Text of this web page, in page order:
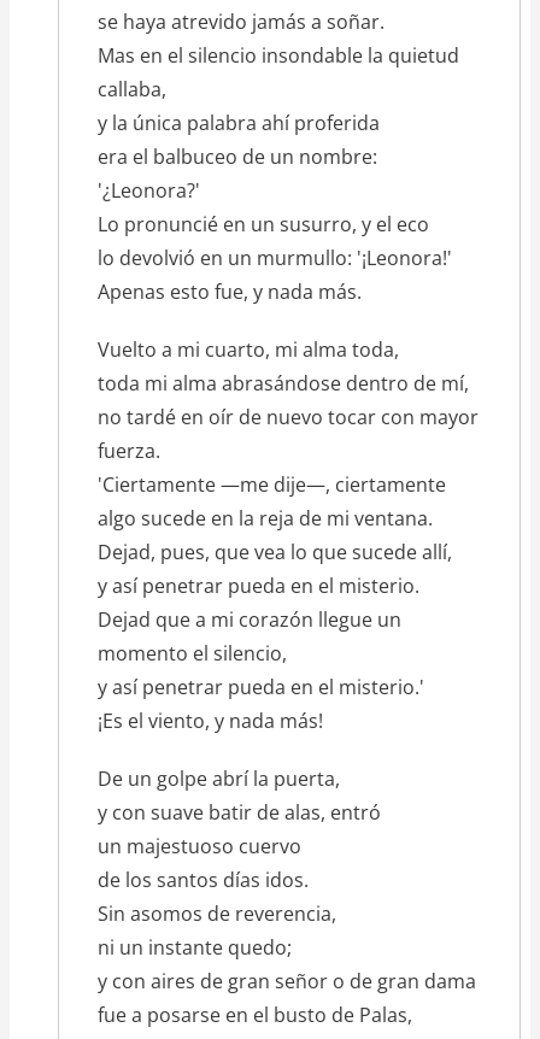
se haya atrevido jamás a soñar.
Mas en el silencio insondable la quietud
callaba,
y la única palabra ahí proferida
era el balbuceo de un nombre:
'¿Leonora?'
Lo pronuncié en un susurro, y el eco
lo devolvió en un murmullo: '¡Leonora!'
Apenas esto fue, y nada más.
Vuelto a mi cuarto, mi alma toda,
toda mi alma abrasándose dentro de mí,
no tardé en oír de nuevo tocar con mayor
fuerza.
'Ciertamente —me dije—, ciertamente
algo sucede en la reja de mi ventana.
Dejad, pues, que vea lo que sucede allí,
y así penetrar pueda en el misterio.
Dejad que a mi corazón llegue un
momento el silencio,
y así penetrar pueda en el misterio.'
¡Es el viento, y nada más!
De un golpe abrí la puerta,
y con suave batir de alas, entró
un majestuoso cuervo
de los santos días idos.
Sin asomos de reverencia,
ni un instante quedo;
y con aires de gran señor o de gran dama
fue a posarse en el busto de Palas,